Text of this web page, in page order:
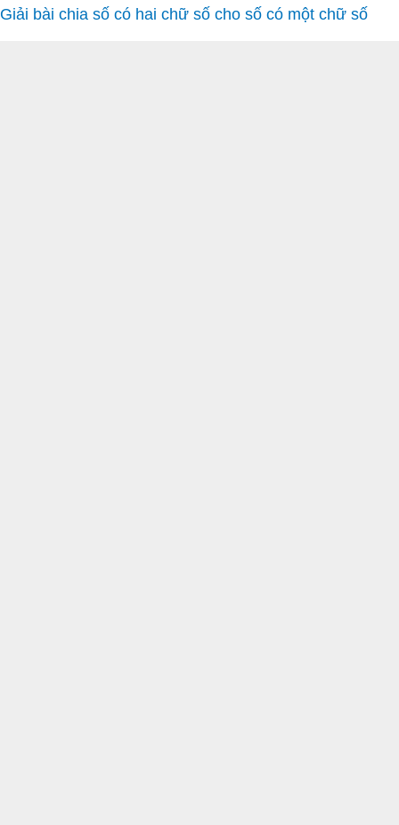
Giải bài chia số có hai chữ số cho số có một chữ số